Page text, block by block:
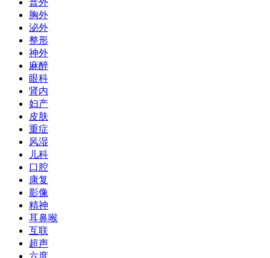
普外
胸外
泌外
整形
神外
麻醉
眼科
肾内
妇产
皮肤
重症
风湿
儿科
口腔
康复
影像
精神
耳鼻喉
互联
超声
六度